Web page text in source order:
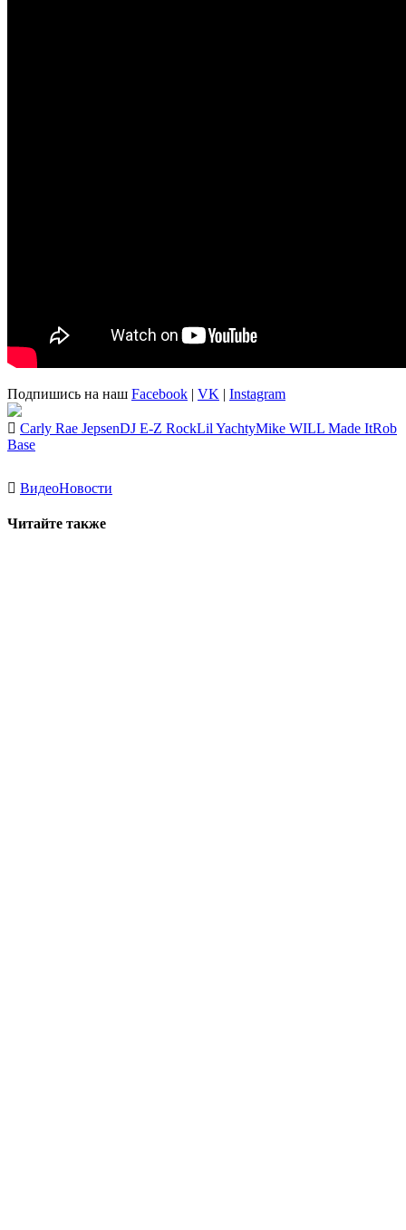
Подпишись на наш Facebook | VK | Instagram
Carly Rae JepsenDJ E-Z RockLil YachtyMike WILL Made ItRob
Base
ВидеоНовости
Читайте также